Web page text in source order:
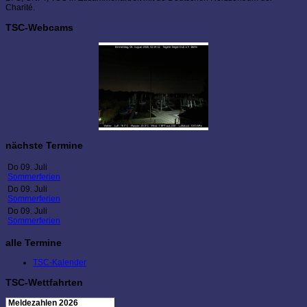
Charité.
TSC-Webcams
nächste Termine
Do 09. Juli
Sommerferien
Do 09. Juli
Sommerferien
Do 09. Juli
Sommerferien
alle Termine
TSC-Kalender
TSC-Wettfahrten
Meldezahlen 2026